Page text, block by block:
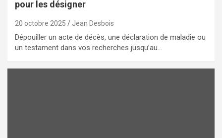
pour les désigner
20 octobre 2025 Jean Desbois
Dépouiller un acte de décès, une déclaration de maladie ou
un testament dans vos recherches jusqu’au…